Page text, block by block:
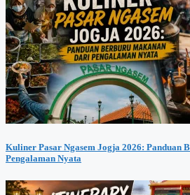
Kuliner Pasar Ngasem Jogja 2026: Panduan
Pengalaman Nyata